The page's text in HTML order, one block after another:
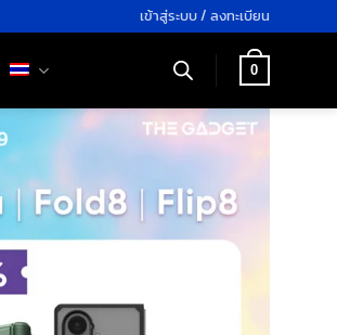
เข้าสู่ระบบ / ลงทะเบียน
0